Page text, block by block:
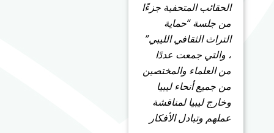
الحقائب المتحفية جزءًا
من جلسة “حماية
التراث الثقافي الليبي”
، والتي جمعت عددًا
من العلماء والمختصين
من جميع أنحاء ليبيا
وخارج ليبيا لمناقشة
عملهم وتبادل الأفكار